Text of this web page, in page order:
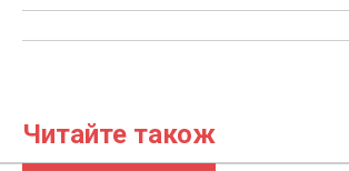
Читайте також